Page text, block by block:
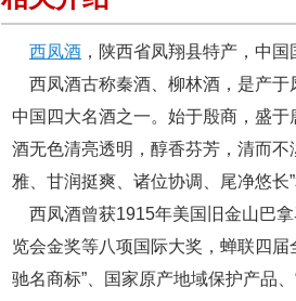
西凤酒 ，陕西省凤翔县特产，中
西凤酒古称秦酒、柳林酒，是产于
中国四大名酒之一。始于殷商，盛
酒无色清亮透明，醇香芬芳，清而
雅、甘润挺爽、诸位协调、尾净悠长
西凤酒曾获1915年美国旧金山巴
览会金奖等八项国际大奖，蝉联四届
驰名商标”、国家原产地域保护产品